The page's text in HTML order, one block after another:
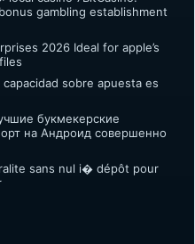
gambling establishment
2026 Ideal for apple’s
sobre apuesta es
букмекерские
на Андроид совершенно
sans nul i� dépôt pour